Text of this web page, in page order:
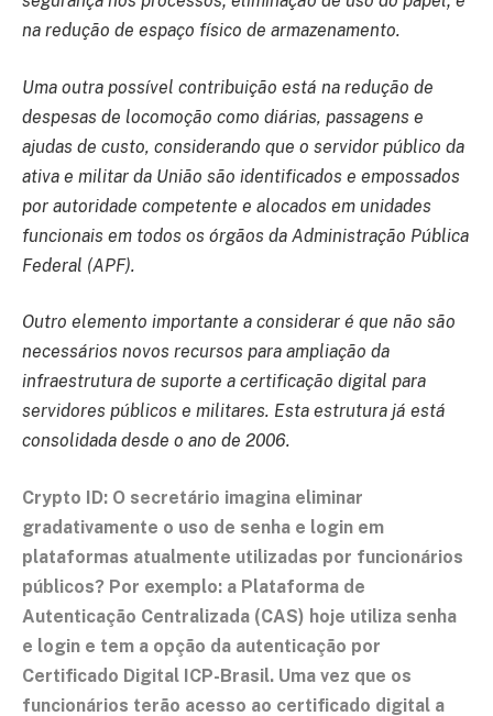
na redução de espaço físico de armazenamento.
Uma outra possível contribuição está na redução de
despesas de locomoção como diárias, passagens e
ajudas de custo, considerando que o servidor público da
ativa e militar da União são identificados e empossados
por autoridade competente e alocados em unidades
funcionais em todos os órgãos da Administração Pública
Federal (APF).
Outro elemento importante a considerar é que não são
necessários novos recursos para ampliação da
infraestrutura de suporte a certificação digital para
servidores públicos e militares. Esta estrutura já está
consolidada desde o ano de 2006.
Crypto ID: O secretário imagina eliminar
gradativamente o uso de senha e login em
plataformas atualmente utilizadas por funcionários
públicos? Por exemplo: a Plataforma de
Autenticação Centralizada (CAS) hoje utiliza senha
e login e tem a opção da autenticação por
Certificado Digital ICP-Brasil. Uma vez que os
funcionários terão acesso ao certificado digital a